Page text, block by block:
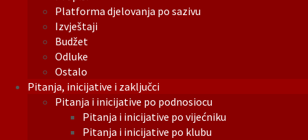
Platforma djelovanja po sazivu
Izvještaji
Budžet
Odluke
Ostalo
Pitanja, inicijative i zaključci
Pitanja i inicijative po podnosiocu
Pitanja i inicijative po vijećniku
Pitanja i inicijative po klubu